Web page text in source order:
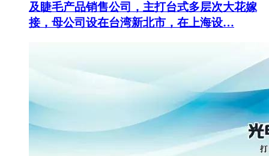
及睫毛产品销售公司，主打台式多层次大花嫁
接，母公司设在台湾新北市，在上海设…